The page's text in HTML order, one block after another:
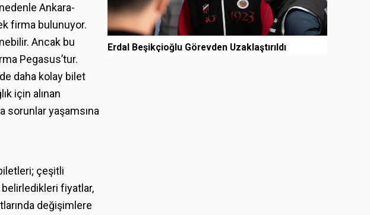
Ankara-
firma bulunuyor.
Ancak bu
Pegasus’tur.
daha kolay bilet
için alınan
sorunlar yaşamsına
çeşitli
fiyatlar,
değişimlere
Erdal Beşikçioğlu Görevden Uzaklaştırıldı